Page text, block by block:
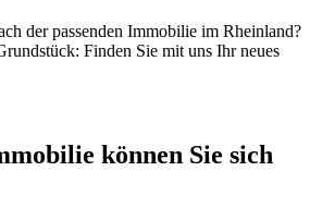
der passenden Immobilie im Rheinland?
Finden Sie mit uns Ihr neues
können Sie sich